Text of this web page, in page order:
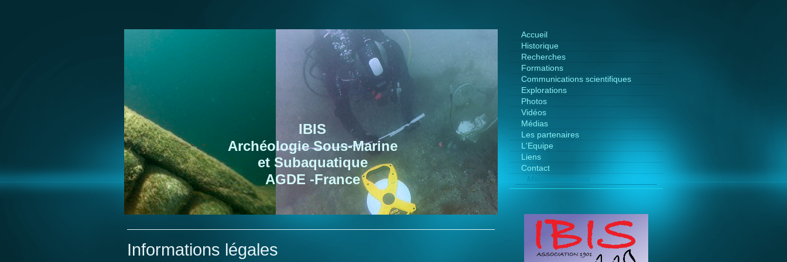
IBIS
Archéologie Sous-Marine
et Subaquatique
AGDE -France
Informations légales
Accueil
Historique
Recherches
Formations
Communications scientifiques
Explorations
Photos
Vidéos
Médias
Les partenaires
L'Equipe
Liens
Contact